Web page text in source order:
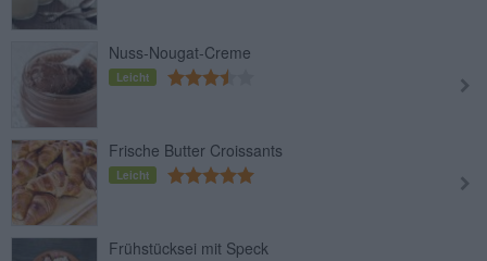
Nuss-Nougat-Creme
Leicht
Frische Butter Croissants
Leicht
Frühstücksei mit Speck